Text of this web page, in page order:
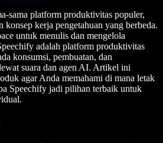
sama platform produktivitas populer,
konsep kerja pengetahuan yang berbeda.
untuk menulis dan mengelola
adalah platform produktivitas
konsumsi, pembuatan, dan
suara dan agen AI. Artikel ini
agar Anda memahami di mana letak
Speechify jadi pilihan terbaik untuk